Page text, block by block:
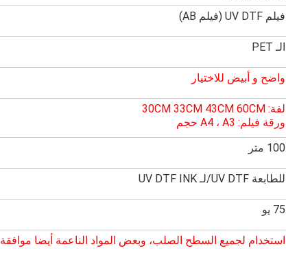
فيلم UV DTF (فيلم AB)
الـ PET
واضح و أبيض للاختيار
لفة: 30CM 33CM 43CM 60CM
ورقة فيلم: A4 ، A3 حجم
100 متر
للطابعة UV DTF/لـ UV DTF INK
75 يو
استخدام لجميع السطح الصلب، وبعض المواد الناعمة أيضا موافقة